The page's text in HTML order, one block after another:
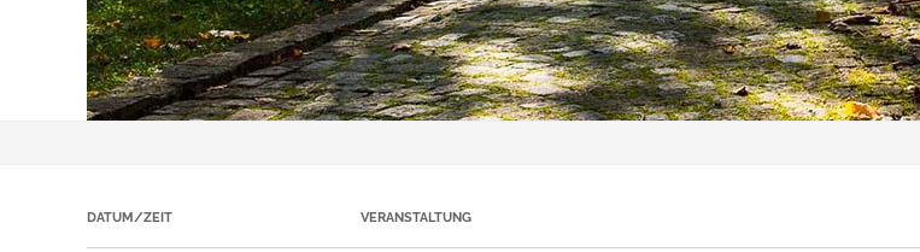
DATUM/ZEIT VERANSTALTUNG